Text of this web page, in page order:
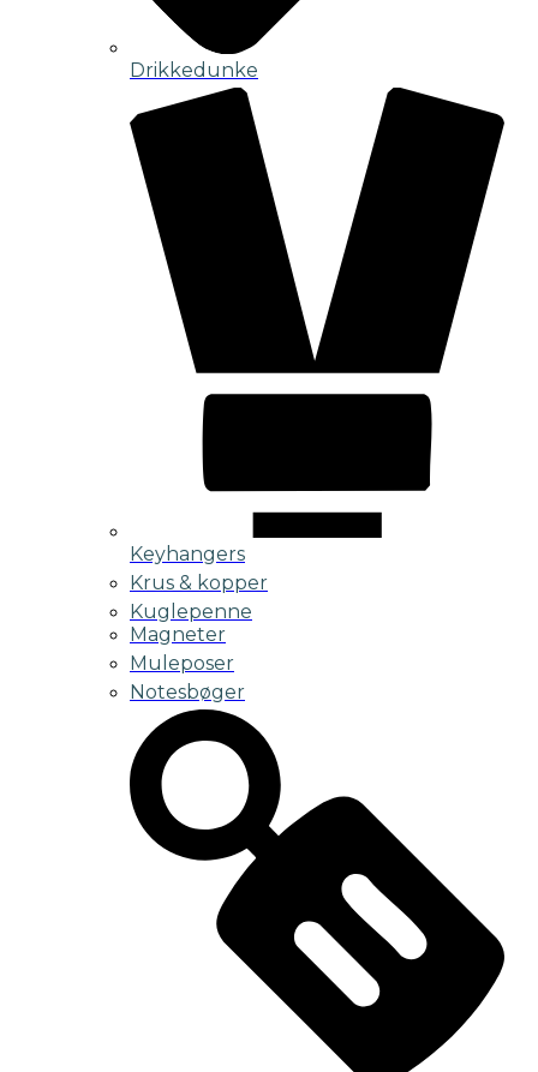
Drikkedunke
Keyhangers
Krus & kopper
Kuglepenne
Magneter
Muleposer
Notesbøger